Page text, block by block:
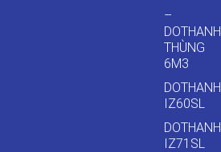
–
DOTHANH
THÙNG
6M3
DOTHANH
IZ60SL
DOTHANH
IZ71SL